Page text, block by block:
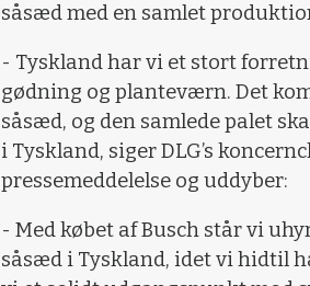
såsæd med en samlet
- Tyskland har vi et stort
gødning og planteværn. Det
såsæd, og den samlede palet
i Tyskland, siger DLG’s
pressemeddelelse og uddyber:
- Med købet af Busch står vi
såsæd i Tyskland, idet vi hidtil